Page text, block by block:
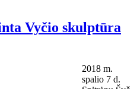
Vyčio skulptūra
2018 m.
spalio 7 d.